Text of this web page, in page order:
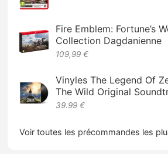
Fire Emblem: Fortune’s
Collection Dagdanienne
109,99 €
Vinyles The Legend Of
The Wild Original
39.99 €
Voir toutes les précommandes les